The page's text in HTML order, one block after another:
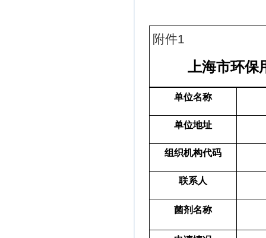
附件1
上海市环保
单位名称
单位地址
组织机构代码
联系人
菌剂名称